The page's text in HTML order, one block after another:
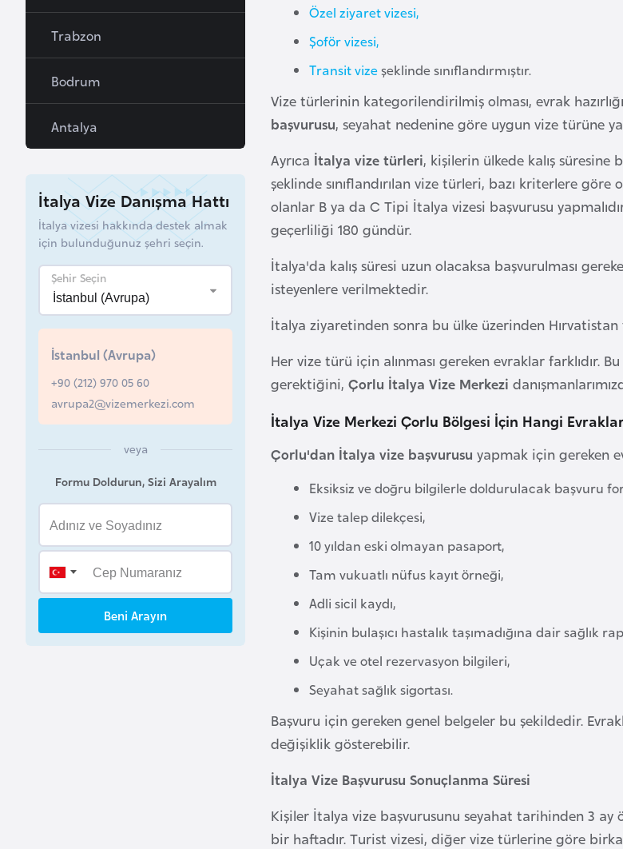
Özel ziyaret vizesi,
Şoför vizesi,
Transit vizeşeklinde sınıflandırmıştır.
Vize türlerinin kategorilendirilmiş olması, evrak
başvurusu, seyahat nedenine göre uygun vize türüne
Ayrıca İtalya vize türleri, kişilerin ülkede kalış süresine
şeklinde sınıflandırılan vize türleri, bazı kriterlere
olanlar B ya da C Tipi İtalya vizesi başvurusu
geçerliliği 180 gündür.
İtalya'da kalış süresi uzun olacaksa başvurulması
isteyenlere verilmektedir.
İtalya ziyaretinden sonra bu ülke üzerinden Hırvatistan
Her vize türü için alınması gereken evraklar farklıdır.
gerektiğini, Çorlu İtalya Vize Merkezi
İtalya Vize Merkezi Çorlu Bölgesi İçin Hangi
Çorlu'dan İtalya vize başvurusu yapmak için gereken
Eksiksiz ve doğru bilgilerle doldurulacak başvuru
Vize talep dilekçesi,
10 yıldan eski olmayan pasaport,
Tam vukuatlı nüfus kayıt örneği,
Adli sicil kaydı,
Kişinin bulaşıcı hastalık taşımadığına dair sağlık
Uçak ve otel rezervasyon bilgileri,
Seyahat sağlık sigortası.
Başvuru için gereken genel belgeler bu şekildedir.
değişiklik gösterebilir.
İtalya Vize Başvurusu Sonuçlanma Süresi
Kişiler İtalya vize başvurusunu seyahat tarihinden 3 ay
bir haftadır. Turist vizesi, diğer vize türlerine göre
Trabzon
Bodrum
Antalya
İtalya Vize Danışma Hattı
İtalya vizesi hakkında destek almak
için bulunduğunuz şehri seçin.
Şehir Seçin
İstanbul (Avrupa)
+90 (212) 970 05 60
avrupa2@vizemerkezi.com
veya
Formu Doldurun, Sizi Arayalım
Beni Arayın
a
n
g
l
a
d
B
l
a
r
s
B
e
l
i
k
a
e
i